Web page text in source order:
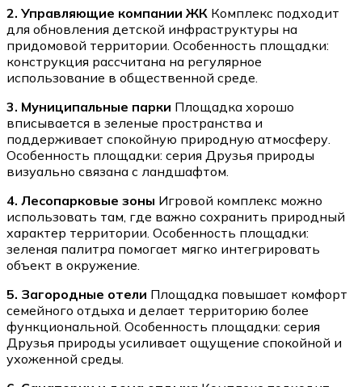
2. Управляющие компании ЖК Комплекс подходит
для обновления детской инфраструктуры на
придомовой территории. Особенность площадки:
конструкция рассчитана на регулярное
использование в общественной среде.
3. Муниципальные парки Площадка хорошо
вписывается в зеленые пространства и
поддерживает спокойную природную атмосферу.
Особенность площадки: серия Друзья природы
визуально связана с ландшафтом.
4. Лесопарковые зоны Игровой комплекс можно
использовать там, где важно сохранить природный
характер территории. Особенность площадки:
зеленая палитра помогает мягко интегрировать
объект в окружение.
5. Загородные отели Площадка повышает комфорт
семейного отдыха и делает территорию более
функциональной. Особенность площадки: серия
Друзья природы усиливает ощущение спокойной и
ухоженной среды.